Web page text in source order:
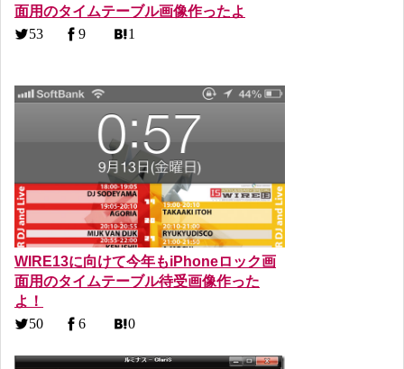
面用のタイムテーブル画像作ったよ
53 9 1
WIRE13に向けて今年もiPhoneロック画
面用のタイムテーブル待受画像作った
よ！
50 6 0